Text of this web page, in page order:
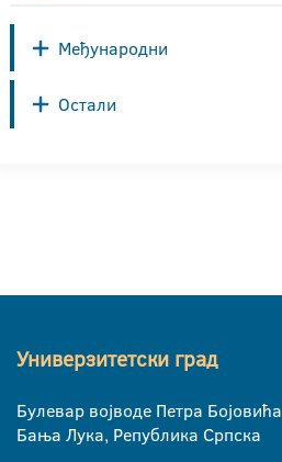
Међународни
Остали
Универзитетски град
Булевар војводе Петра Бојовића
Бања Лука, Република Српска